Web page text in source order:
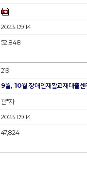
2023.09.14
52,848
219
9월, 10월 장애인재활교재대출센
관*자
2023.09.14
47,824